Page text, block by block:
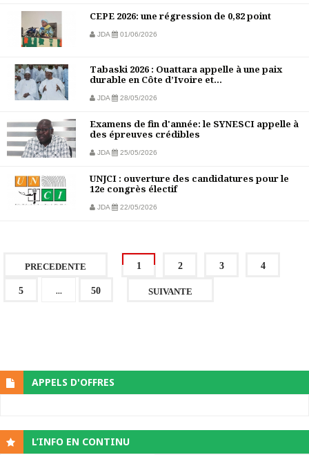
CEPE 2026: une régression de 0,82 point
JDA 01/06/2026
Tabaski 2026 : Ouattara appelle à une paix
durable en Côte d’Ivoire et...
JDA 28/05/2026
Examens de fin d'année: le SYNESCI appelle à
des épreuves crédibles
JDA 25/05/2026
UNJCI : ouverture des candidatures pour le
12e congrès électif
JDA 22/05/2026
PRECEDENTE 1 2 3 4
5 ... 50 SUIVANTE
APPELS D'OFFRES
L’INFO EN CONTINU